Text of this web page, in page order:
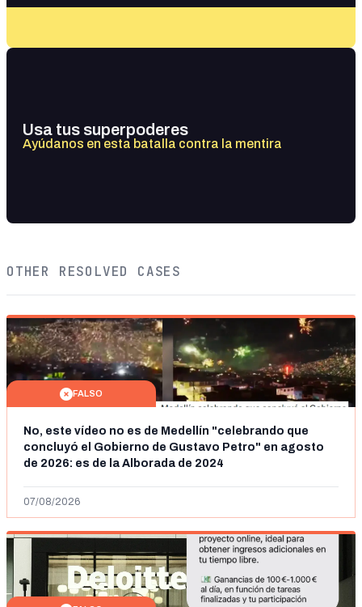
Usa tus superpoderes
Ayúdanos en esta batalla contra la mentira
OTHER RESOLVED CASES
FALSO
No, este vídeo no es de Medellín "celebrando que
concluyó el Gobierno de Gustavo Petro" en agosto
de 2026: es de la Alborada de 2024
07/08/2026